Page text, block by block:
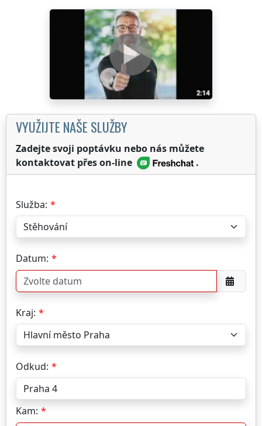
VYUŽIJTE NAŠE SLUŽBY
Zadejte svoji poptávku nebo nás můžete
kontaktovat přes on-line
.
Služba:
Datum:
Kraj:
Odkud:
Kam: